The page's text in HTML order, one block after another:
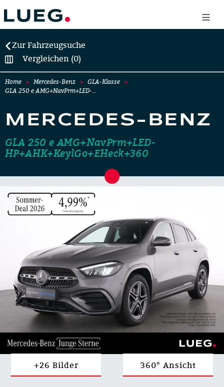
Zur Fahrzeugsuche
Vergleichen (0)
Home Mercedes-Benz
GLA-Klasse
GLA 250 e AMG+NavPrm+LED-…
MERCEDES-BENZ
GLA 250 e AMG+NavPrm+LED-
HP+AHK+KeylGo+EHeck+360
+26 Bilder 360° Ansicht